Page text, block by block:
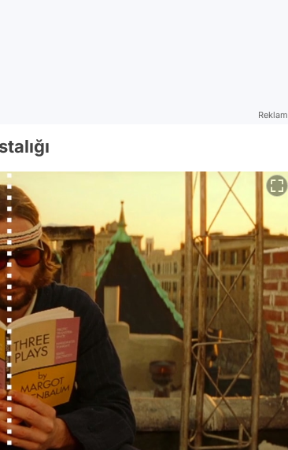
Reklam